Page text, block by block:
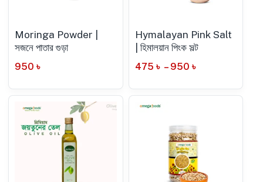
Moringa Powder |
সজনে পাতার গুড়া
950 ৳
Hymalayan Pink Salt
| হিমালয়ান পিংক সল্ট
475 ৳ – 950 ৳